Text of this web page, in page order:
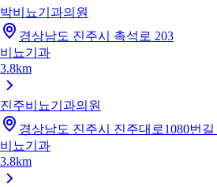
박비뇨기과의원
경상남도 진주시 촉석로 203
비뇨기과
3.8km
진주비뇨기과의원
경상남도 진주시 진주대로1080번
비뇨기과
3.8km